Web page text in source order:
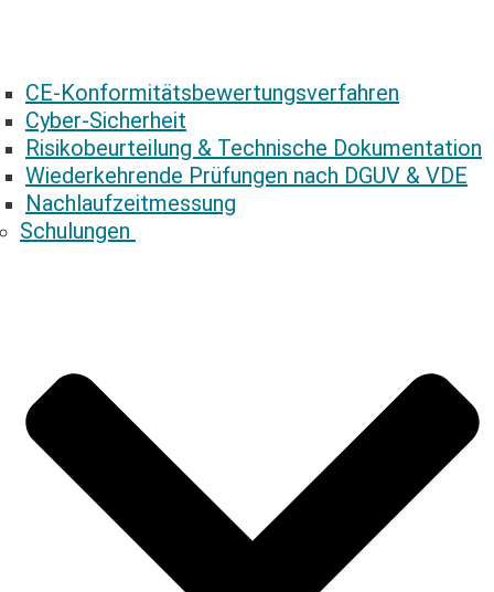
CE-­Konformitäts­bewertungs­verfahren
Cyber-Sicherheit
Risikobeurteilung & Technische ­Dokumentation
Wiederkehrende ­Prüfungen nach DGUV & VDE
Nachlaufzeitmessung
Schulungen